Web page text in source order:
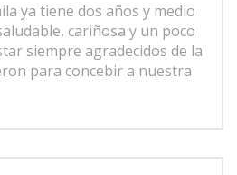
ya tiene dos años y medio
cariñosa y un poco
siempre agradecidos de la
para concebir a nuestra